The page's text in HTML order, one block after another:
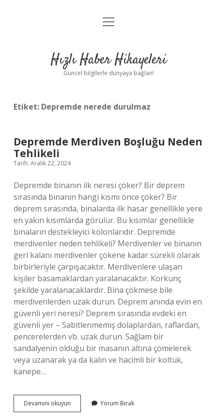
Anasayfa
Yasal Uyarı
menüyü
Hızlı Haber Hikayeleri
Güncel bilgilerle dünyaya bağlan!
Etiket: Depremde nerede durulmaz
Depremde Merdiven Boşluğu Neden
Tehlikeli
Tarih: Aralık 22, 2024
Depremde binanın ilk neresi çöker? Bir deprem
sırasında binanın hangi kısmı önce çöker? Bir
deprem sırasında, binalarda ilk hasar genellikle yere
en yakın kısımlarda görülür. Bu kısımlar genellikle
binaların destekleyici kolonlarıdır. Depremde
merdivenler neden tehlikeli? Merdivenler ve binanın
geri kalanı merdivenler çökene kadar sürekli olarak
birbirleriyle çarpışacaktır. Merdivenlere ulaşan
kişiler basamaklardan yaralanacaktır. Korkunç
şekilde yaralanacaklardır. Bina çökmese bile
merdivenlerden uzak durun. Deprem anında evin en
güvenli yeri neresi? Deprem sırasında evdeki en
güvenli yer – Sabitlenmemiş dolaplardan, raflardan,
pencerelerden vb. uzak durun. Sağlam bir
sandalyenin olduğu bir masanın altına çömelerek
veya uzanarak ya da kalın ve hacimli bir koltuk,
kanepe…
Devamını okuyun Depremde
Merdiven
Yorum Bırak